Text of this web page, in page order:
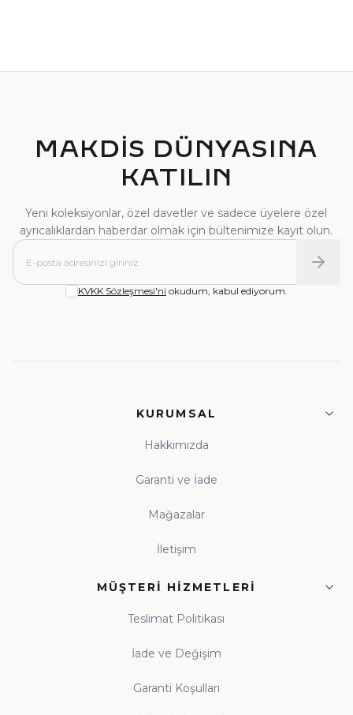
MAKDİS DÜNYASINA
KATILIN
Yeni koleksiyonlar, özel davetler ve sadece üyelere özel
ayrıcalıklardan haberdar olmak için bültenimize kayıt olun.
KVKK Sözleşmesi'ni okudum, kabul ediyorum.
KURUMSAL
Hakkımızda
Garanti ve İade
Mağazalar
İletişim
MÜŞTERI HIZMETLERI
Teslimat Politikası
İade ve Değişim
Garanti Koşulları